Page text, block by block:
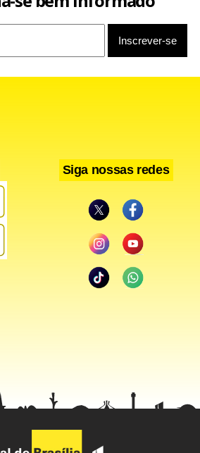
2008. Trabalham na unidade 12 mil
na produção.
Unidos, meca da indústria
as grandes montadoras também
locais para a produção, por
dificuldades em renovar uma
a produção em novas
Siga nossas redes